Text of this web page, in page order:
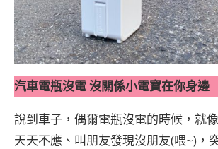
汽車電瓶沒電 沒關係小電寶在你身邊
說到車子，偶爾電瓶沒電的時候，就
天天不應、叫朋友發現沒朋友(喂~)，